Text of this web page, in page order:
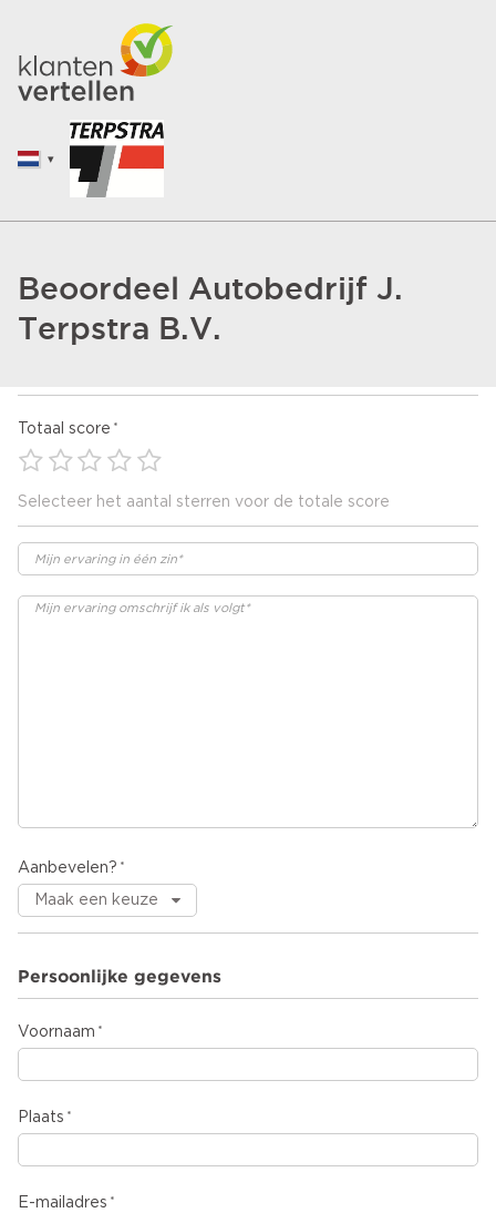
Beoordeel Autobedrijf J.
Terpstra B.V.
Totaal score
Selecteer het aantal sterren voor de totale score
Aanbevelen?
Persoonlijke gegevens
Voornaam
Plaats
E-mailadres